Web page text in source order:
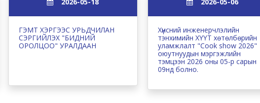
2026-05-18
ГЭМТ ХЭРГЭЭС УРЬДЧИЛАН
СЭРГИЙЛЭХ "БИДНИЙ
ОРОЛЦОО" УРАЛДААН
2026-05-06
Хүнсний инженерчлэлийн
тэнхимийн ХҮҮТ хөтөлбөрийн
уламжлалт "Cook show 2026"
оюутнуудын мэргэжлийн
тэмцээн 2026 оны 05-р сарын
09нд болно.